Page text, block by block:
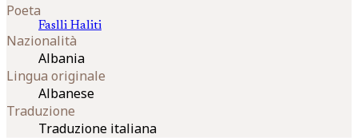
Poeta
Faslli Haliti
Nazionalità
Albania
Lingua originale
Albanese
Traduzione
Traduzione italiana